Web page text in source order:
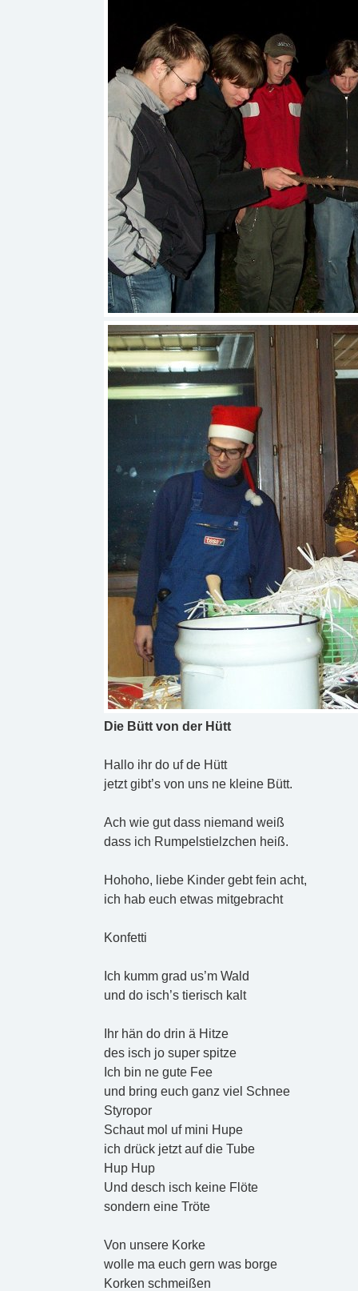
Die Bütt von der Hütt
Hallo ihr do uf de Hütt
jetzt gibt’s von uns ne kleine Bütt.
Ach wie gut dass niemand weiß
dass ich Rumpelstielzchen heiß.
Hohoho, liebe Kinder gebt fein acht,
ich hab euch etwas mitgebracht
Konfetti
Ich kumm grad us’m Wald
und do isch’s tierisch kalt
Ihr hän do drin ä Hitze
des isch jo super spitze
Ich bin ne gute Fee
und bring euch ganz viel Schnee
Styropor
Schaut mol uf mini Hupe
ich drück jetzt auf die Tube
Hup Hup
Und desch isch keine Flöte
sondern eine Tröte
Von unsere Korke
wolle ma euch gern was borge
Korken schmeißen